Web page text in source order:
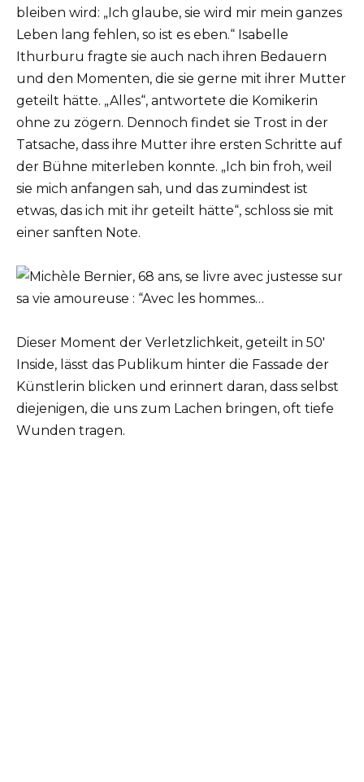
bleiben wird: „Ich glaube, sie wird mir mein ganzes
Leben lang fehlen, so ist es eben.“ Isabelle
Ithurburu fragte sie auch nach ihren Bedauern
und den Momenten, die sie gerne mit ihrer Mutter
geteilt hätte. „Alles“, antwortete die Komikerin
ohne zu zögern. Dennoch findet sie Trost in der
Tatsache, dass ihre Mutter ihre ersten Schritte auf
der Bühne miterleben konnte. „Ich bin froh, weil
sie mich anfangen sah, und das zumindest ist
etwas, das ich mit ihr geteilt hätte“, schloss sie mit
einer sanften Note.
Dieser Moment der Verletzlichkeit, geteilt in 50′
Inside, lässt das Publikum hinter die Fassade der
Künstlerin blicken und erinnert daran, dass selbst
diejenigen, die uns zum Lachen bringen, oft tiefe
Wunden tragen.